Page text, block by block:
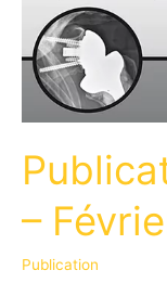
–
Publication